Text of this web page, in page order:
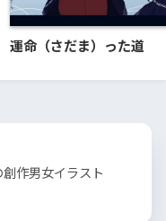
運命（さだま）った道
創作男女イラスト